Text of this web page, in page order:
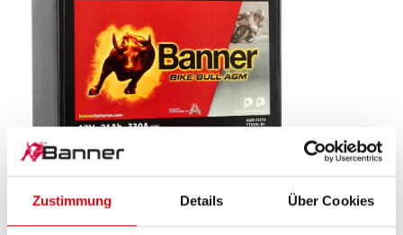
Zustimmung Details Über Cookies
Bike Bull AGM